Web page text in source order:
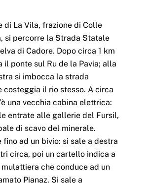
di La Vila, frazione di Colle
si percorre la Strada Statale
di Cadore. Dopo circa 1 km
il ponte sul Ru de la Pavia; alla
si imbocca la strada
costeggia il rio stesso. A circa
una vecchia cabina elettrica:
le entrate alle gallerie del Fursil,
di scavo del minerale.
fino ad un bivio: si sale a destra
circa, poi un cartello indica a
che conduce ad un
Pianaz. Si sale a